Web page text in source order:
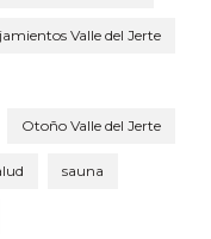
Valle del Jerte
Otoño Valle del Jerte
sauna